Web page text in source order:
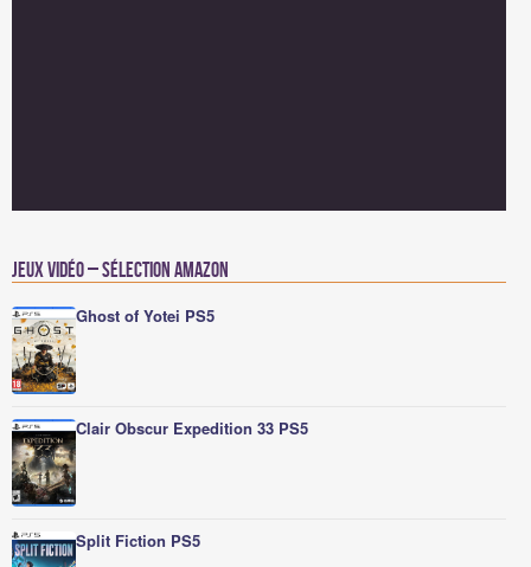
Jeux vidéo – Sélection Amazon
Ghost of Yotei PS5
Clair Obscur Expedition 33 PS5
Split Fiction PS5